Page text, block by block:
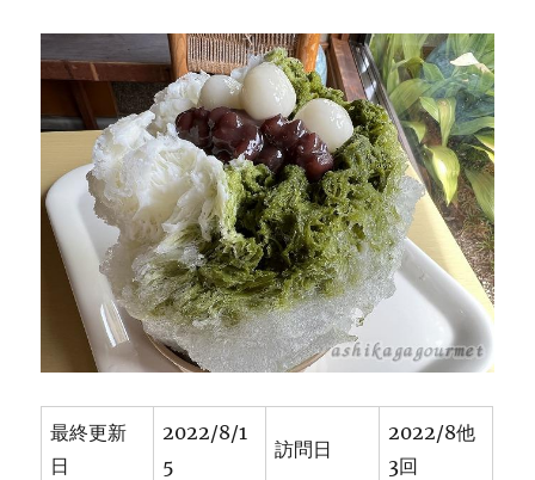
最終更新
日
2022/8/1
5
訪問日
2022/8他
3回